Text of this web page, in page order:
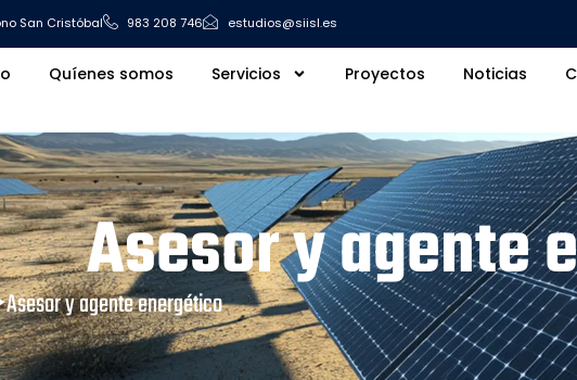
San Cristóbal 983 208 746 estudios@siisl.es
Quíenes somos Servicios Proyectos Noticias
Asesor y agente
Asesor y agente energético